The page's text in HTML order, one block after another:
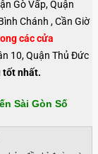
Gò Vấp, Quận
Chánh , Cần Giờ
các cửa
10, Quận Thủ Đức
tốt nhất.
Sài Gòn Số